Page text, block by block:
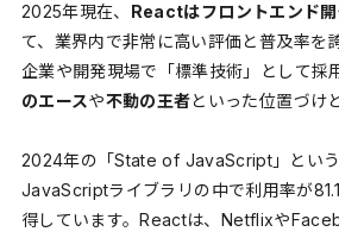
2025年現在、 Reactはフロントエンド
て、業界内で非常に高い評価と普及率を
企業や開発現場で「標準技術」として採
のエースや不動の王者といった位置づけ
2024年の「State of JavaScript」という
JavaScriptライブラリの中で利用率が
得しています。Reactは、Netflixや